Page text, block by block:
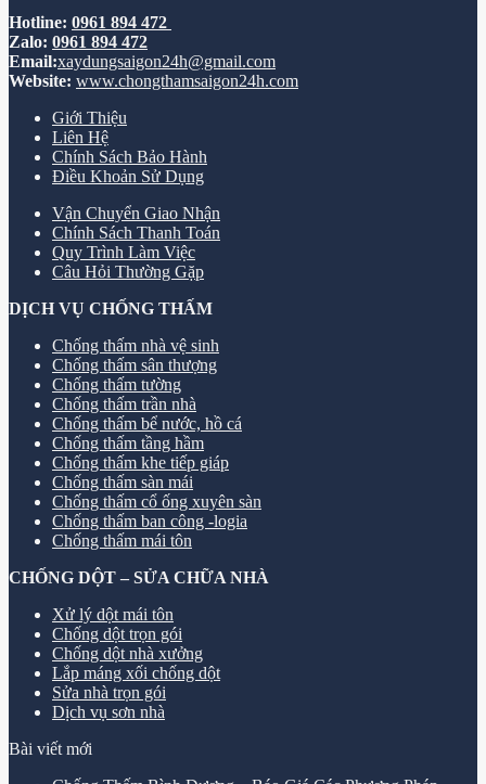
Hotline: 0961 894 472
Zalo: 0961 894 472
Email:xaydungsaigon24h@gmail.com
Website: www.chongthamsaigon24h.com
Giới Thiệu
Liên Hệ
Chính Sách Bảo Hành
Điều Khoản Sử Dụng
Vận Chuyển Giao Nhận
Chính Sách Thanh Toán
Quy Trình Làm Việc
Câu Hỏi Thường Gặp
DỊCH VỤ CHỐNG THẤM
Chống thấm nhà vệ sinh
Chống thấm sân thượng
Chống thấm tường
Chống thấm trần nhà
Chống thấm bể nước, hồ cá
Chống thấm tầng hầm
Chống thấm khe tiếp giáp
Chống thấm sàn mái
Chống thấm cổ ống xuyên sàn
Chống thấm ban công -logia
Chống thấm mái tôn
CHỐNG DỘT – SỬA CHỮA NHÀ
Xử lý dột mái tôn
Chống dột trọn gói
Chống dột nhà xưởng
Lắp máng xối chống dột
Sửa nhà trọn gói
Dịch vụ sơn nhà
Bài viết mới